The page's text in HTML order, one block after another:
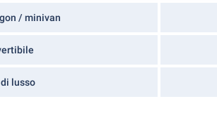
/ minivan
lusso